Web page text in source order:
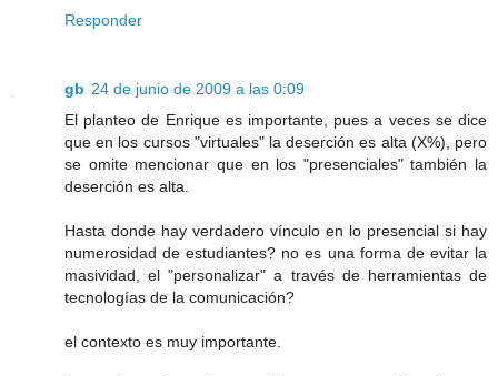
Responder
gb 24 de junio de 2009 a las 0:09
El planteo de Enrique es importante, pues a veces se dice
que en los cursos "virtuales" la deserción es alta (X%), pero
se omite mencionar que en los "presenciales" también la
deserción es alta.
Hasta donde hay verdadero vínculo en lo presencial si hay
numerosidad de estudiantes? no es una forma de evitar la
masividad, el "personalizar" a través de herramientas de
tecnologías de la comunicación?
el contexto es muy importante.